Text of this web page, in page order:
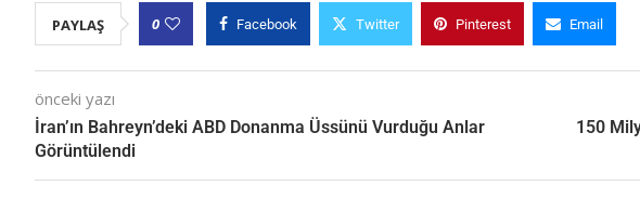
PAYLAŞ 0 Facebook Twitter Pinterest Email
önceki yazı
İran’ın Bahreyn’deki ABD Donanma Üssünü Vurduğu Anlar
Görüntülendi
150